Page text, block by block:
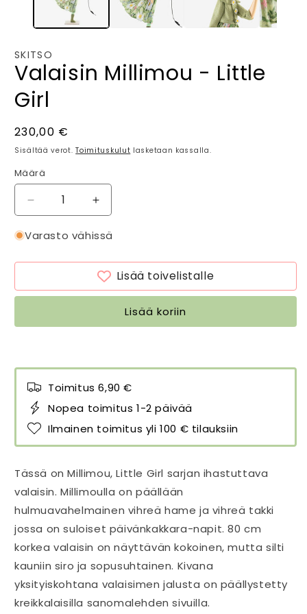
SKITSO
Valaisin Millimou - Little
Girl
Normaalihinta
230,00 €
Sisältää verot.Toimituskulut lasketaan kassalla.
Määrä
Määrä
Vähennä
tuotteen
Valaisin
-
Girl
Lisää
tuotteen
Valaisin
-
Little
Girl
määrää
Varasto vähissä
Lisää toivelistalle
Lisää koriin
Toimitus 6,90 €
Nopea toimitus 1-2 päivää
Ilmainen toimitus yli 100 € tilauksiin
Tässä on Millimou, Little Girl sarjan ihastuttava
valaisin. Millimoulla on päällään
hulmuavahelmainen vihreä hame ja vihreä takki
jossa on suloiset päivänkakkara-napit. 80 cm
korkea valaisin on näyttävän kokoinen, mutta silti
kauniin siro ja sopusuhtainen. Kivana
yksityiskohtana valaisimen jalusta on päällystetty
kreikkalaisilla sanomalehden sivuilla.